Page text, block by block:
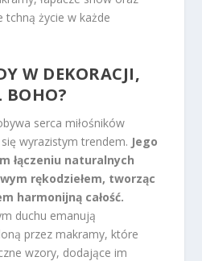
tchną życie w każde
W DEKORACJI,
BOHO?
serca miłośników
wyrazistym trendem. Jego
łączeniu naturalnych
rękodziełem, tworząc
harmonijną całość.
duchu emanują
przez makramy, które
wzory, dodające im